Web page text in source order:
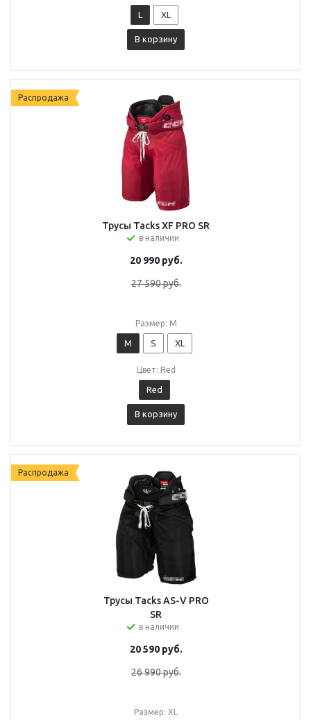
L XL
В корзину
Распродажа
Трусы Tacks XF PRO SR
в наличии
20 990руб.
27 590руб.
Размер: M
M S XL
Цвет: Red
Red
В корзину
Распродажа
Трусы Tacks AS-V PRO
SR
в наличии
20 590руб.
26 990руб.
Размер: XL